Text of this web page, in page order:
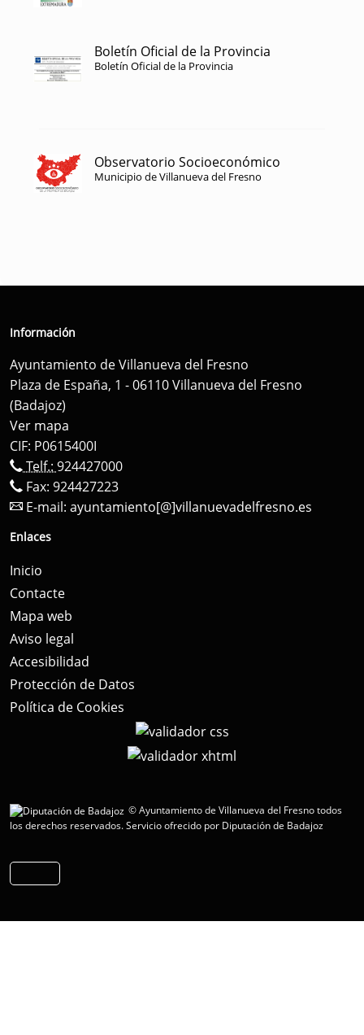
Boletín Oficial de la Provincia
Boletín Oficial de la Provincia
Observatorio Socioeconómico
Municipio de Villanueva del Fresno
Información
Ayuntamiento de Villanueva del Fresno
Plaza de España, 1 - 06110 Villanueva del Fresno
(Badajoz)
Ver mapa
CIF: P0615400I
Telf.: 924427000
Fax: 924427223
E-mail: ayuntamiento[@]villanuevadelfresno.es
Enlaces
Inicio
Contacte
Mapa web
Aviso legal
Accesibilidad
Protección de Datos
Política de Cookies
© Ayuntamiento de Villanueva del Fresno todos
los derechos reservados.Servicio ofrecido por Diputación de Badajoz